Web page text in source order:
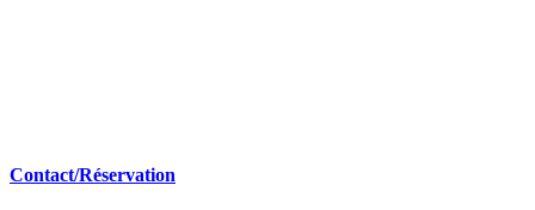
Contact/Réservation